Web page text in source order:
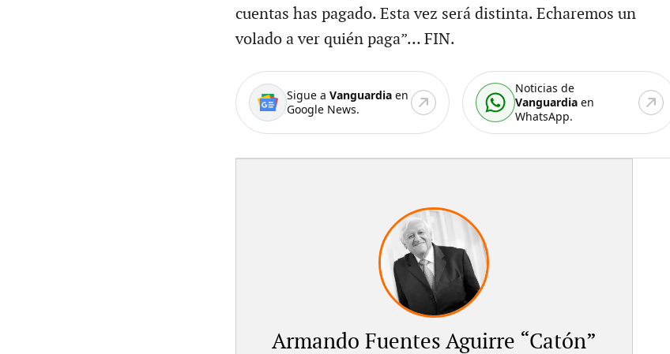
cuentas has pagado. Esta vez será distinta. Echaremos un
volado a ver quién paga”… FIN.
Sigue a Vanguardiaen
Google News.
Noticias de
Vanguardia en
WhatsApp.
Armando Fuentes Aguirre “Catón”